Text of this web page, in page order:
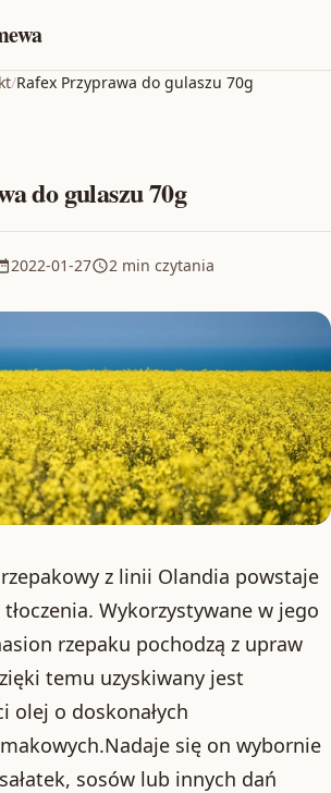
/Rafex Przyprawa do gulaszu 70g
do gulaszu 70g
2022-01-27 2 min czytania
z linii Olandia powstaje
Wykorzystywane w jego
rzepaku pochodzą z upraw
temu uzyskiwany jest
olej o doskonałych
się on wybornie
sosów lub innych dań